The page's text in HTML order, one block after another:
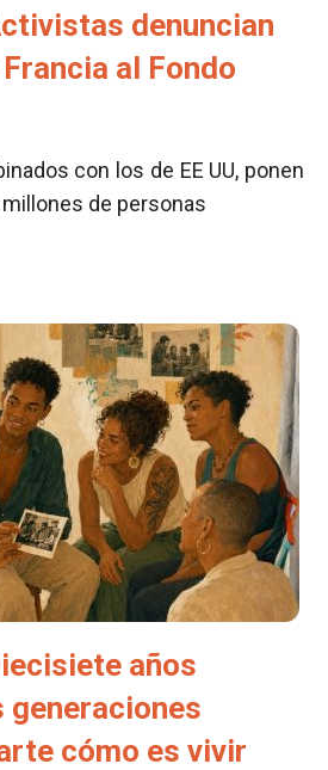
denuncian
al Fondo
con los de EE UU, ponen
de personas
años
generaciones
cómo es vivir